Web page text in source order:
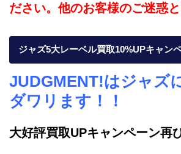
ださい。他のお客様のご迷惑と
ジャズ5大レーベル買取10%UPキャン
JUDGMENT!はジャズ
ダワリます！！
大好評買取UPキャンペーン再